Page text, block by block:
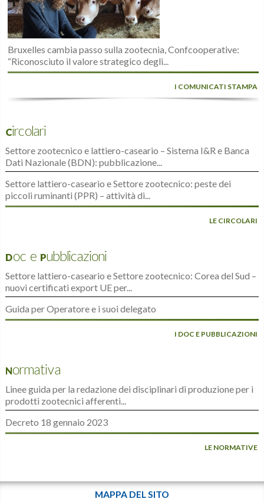
Bruxelles cambia passo sulla zootecnia, Confcooperative:
“Riconosciuto il valore strategico degli...
I COMUNICATI STAMPA
Circolari
Settore zootecnico e lattiero-caseario – Sistema I&R e Banca
Dati Nazionale (BDN): pubblicazione...
Settore lattiero-caseario e Settore zootecnico: peste dei
piccoli ruminanti (PPR) – attività di...
LE CIRCOLARI
Doc e Pubblicazioni
Settore lattiero-caseario e Settore zootecnico: Corea del Sud –
nuovi certificati export UE per...
Guida per Operatore e i suoi delegato
I DOC E PUBBLICAZIONI
Normativa
Linee guida per la redazione dei disciplinari di produzione per i
prodotti zootecnici afferenti...
Decreto 18 gennaio 2023
LE NORMATIVE
MAPPA DEL SITO